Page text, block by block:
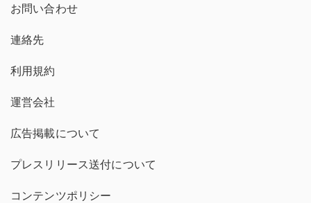
お問い合わせ
連絡先
利用規約
運営会社
広告掲載について
プレスリリース送付について
コンテンツポリシー